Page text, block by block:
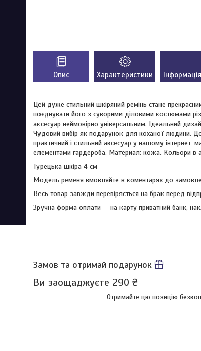
Опис Характеристики
Цей дуже стильний шкіряний ремінь стане
поєднувати його з суворими діловими костюмами
аксесуар неймовірно універсальним. Ідеальний
Чудовий вибір як подарунок для коханої людини.
практичний і стильний аксесуар у нашому інтернет-
елементами гардероба. Материал: кожа. Кольори в
Турецька шкіра 4 см
Модель ременя вмовляйте в коментарях до
Весь товар завжди перевіряється на брак перед
Зручна форма оплати — на карту приватний банк,
Замов та отримай подарунок
Ви заощаджуєте 290 ₴
Отримайте цю позицію